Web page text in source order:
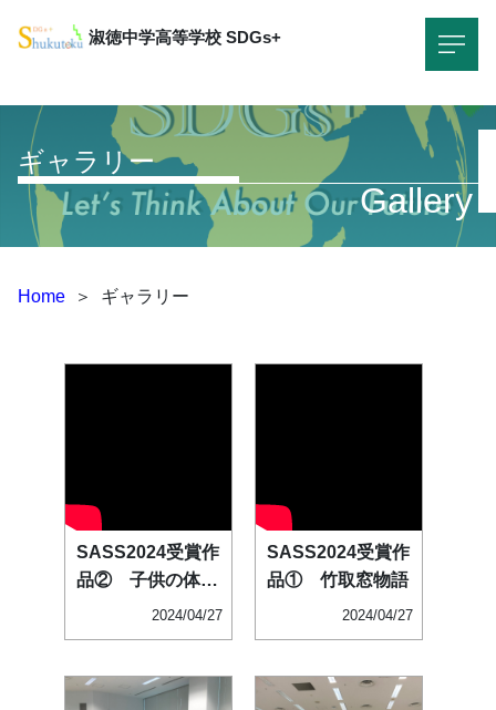
淑徳中学高等学校 SDGs+
ギャラリー
Gallery
Home ＞ ギャラリー
SASS2024受賞作
品② 子供の体験
2024/04/27
SASS2024受賞作
品① 竹取窓物語
2024/04/27